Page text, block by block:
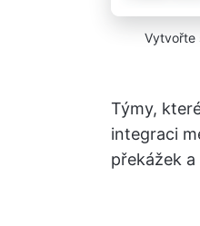
Vytvořte
Týmy,
integraci
překážek